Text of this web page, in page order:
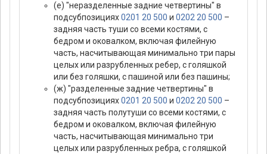
(е) "неразделенные задние четвертины" в
подсубпозициях0201 20 500 и 0202 20 500 –
задняя часть туши со всеми костями, с
бедром и оковалком, включая филейную
часть, насчитывающая минимально три пары
целых или разрубленных ребер, с голяшкой
или без голяшки, с пашиной или без пашины;
(ж) "разделенные задние четвертины" в
подсубпозициях0201 20 500 и 0202 20 500 –
задняя часть полутуши со всеми костями, с
бедром и оковалком, включая филейную
часть, насчитывающая минимально три
целых или разрубленных ребра, с голяшкой